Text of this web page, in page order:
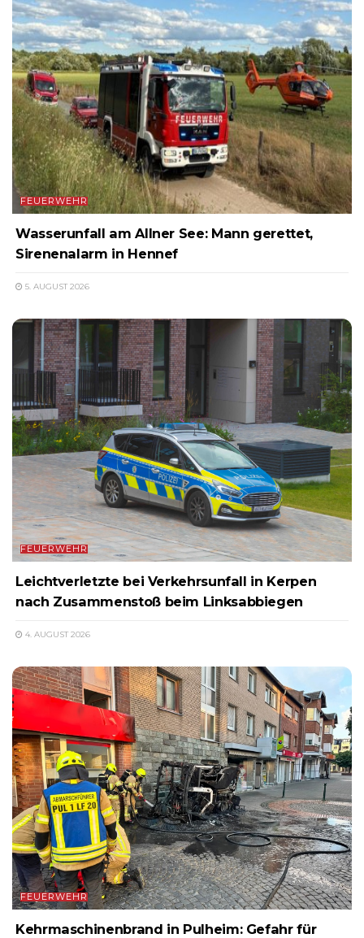
FEUERWEHR
Wasserunfall am Allner See: Mann gerettet,
Sirenenalarm in Hennef
5. AUGUST 2026
FEUERWEHR
Leichtverletzte bei Verkehrsunfall in Kerpen
nach Zusammenstoß beim Linksabbiegen
4. AUGUST 2026
FEUERWEHR
Kehrmaschinenbrand in Pulheim: Gefahr für